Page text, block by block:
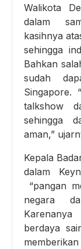
Walikota
dalam
kasihnya
sehingga
Bahkan
sudah
Singapore.
talkshow
sehingga
aman,”
Kepala
dalam
“pangan
negara
berdaya